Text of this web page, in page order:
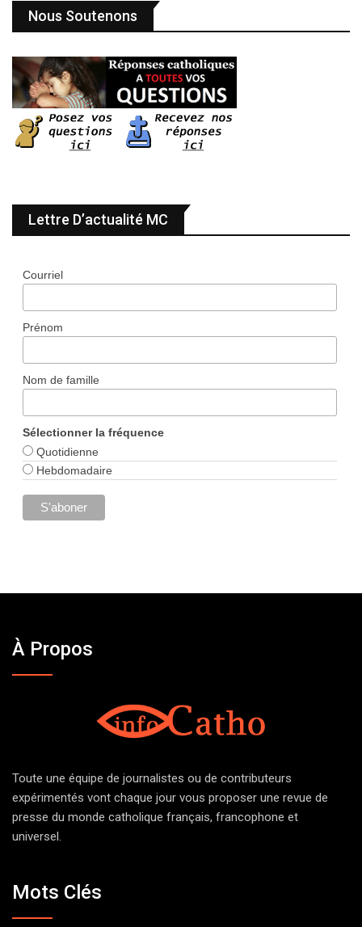
Nous Soutenons
Lettre D’actualité MC
Courriel
Prénom
Nom de famille
Sélectionner la fréquence
Quotidienne
Hebdomadaire
À Propos
Toute une équipe de journalistes ou de contributeurs
expérimentés vont chaque jour vous proposer une revue de
presse du monde catholique français, francophone et
universel.
Mots Clés